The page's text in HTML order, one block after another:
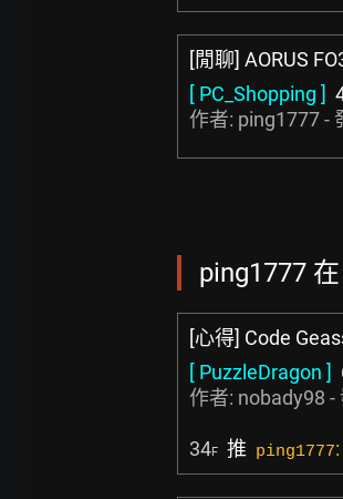
[閒聊] AORUS
[ PC_Shopping ]
作者: ping1777 -
ping1777
[心得] Code
[ PuzzleDragon ]
作者: nobady98 -
34F 推 ping1777